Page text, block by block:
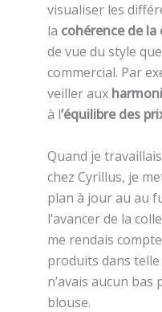
visualiser les
la cohérence de
de vue du style
commercial. Par
veiller aux
à l’équilibre des
Quand je
chez Cyrillus, je
plan à jour au au
l’avancer de la
me rendais
produits dans
n’avais aucun
blouse.